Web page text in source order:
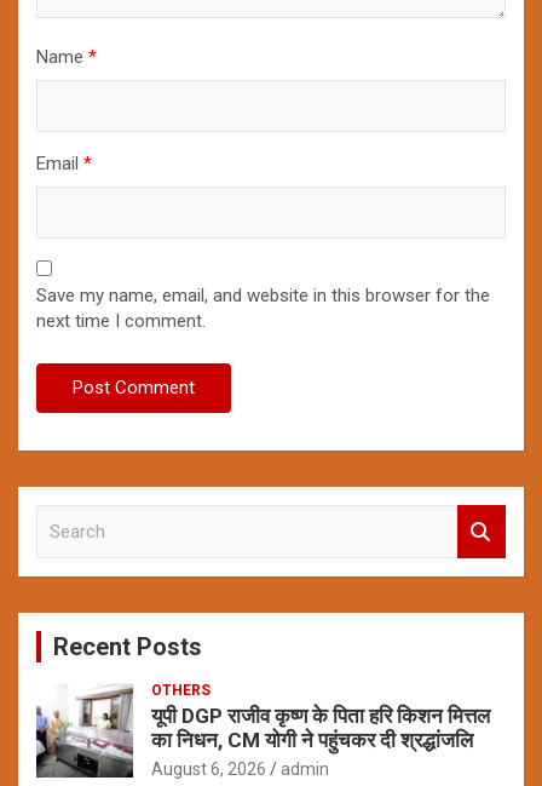
Name *
Email *
Save my name, email, and website in this browser for the
next time I comment.
c
Recent Posts
OTHERS
यूपी DGP राजीव कृष्ण के पिता हरि किशन मित्तल
का निधन, CM योगी ने पहुंचकर दी श्रद्धांजलि
August 6, 2026 admin